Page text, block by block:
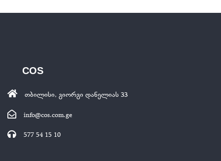
COS
თბილისი, გიორგი დანელიას 33
info@cos.com.ge
577 54 15 10